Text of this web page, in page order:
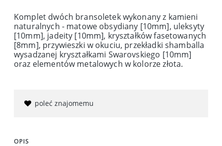
Komplet dwóch bransoletek wykonany z kamieni
naturalnych - matowe obsydiany [10mm], uleksyty
[10mm], jadeity [10mm], kryształków fasetowanych
[8mm], przywieszki w okuciu, przekładki shamballa
wysadzanej kryształkami Swarovskiego [10mm]
oraz elementów metalowych w kolorze złota.
poleć znajomemu
OPIS